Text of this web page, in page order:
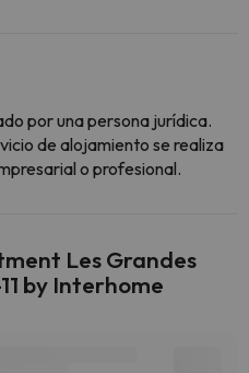
por una persona jurídica.
de alojamiento se realiza
o profesional.
Les Grandes
by Interhome